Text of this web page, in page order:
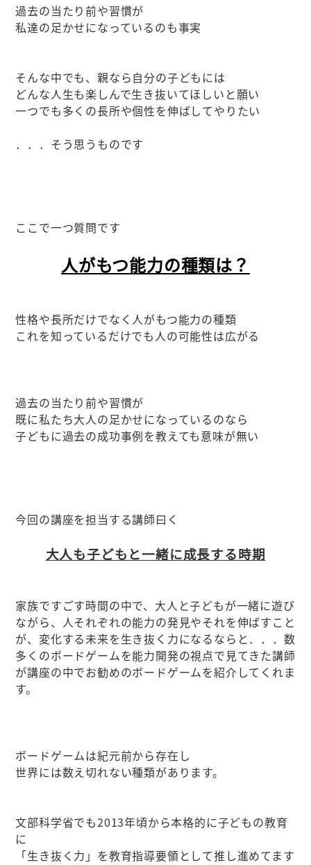
過去の当たり前や習慣が
私達の足かせになっているのも事実
そんな中でも、親なら自分の子どもには
どんな人生も楽しんで生き抜いてほしいと願い
一つでも多くの長所や個性を伸ばしてやりたい
．．．そう思うものです
ここで一つ質問です
人がもつ能力の種類は？
性格や長所だけでなく人がもつ能力の種類
これを知っているだけでも人の可能性は広がる
過去の当たり前や習慣が
既に私たち大人の足かせになっているのなら
子どもに過去の成功事例を教えても意味が無い
今回の講座を担当する講師曰く
大人も子どもと一緒に成長する時期
家族ですごす時間の中で、大人と子どもが一緒に遊び
ながら、人それぞれの能力の発見やそれを伸ばすこと
が、変化する未来を生き抜く力になるならと．．．数
多くのボードゲームを能力開発の視点で見てきた講師
が講座の中でお勧めのボードゲームを紹介してくれま
す。
ボードゲームは紀元前から存在し
世界には数え切れない種類があります。
文部科学省でも2013年頃から本格的に子どもの教育
に
「生き抜く力」を教育指導要領として推し進めてます